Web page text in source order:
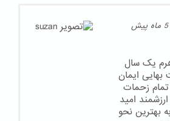
یک سال
ایمان
تمام زحمات
امید
بهترین نحو